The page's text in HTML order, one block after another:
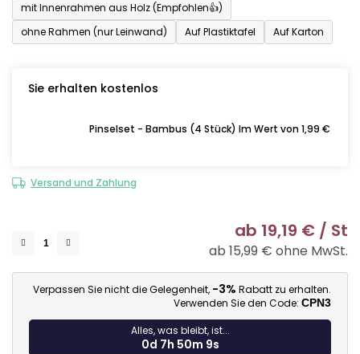
mit Innenrahmen aus Holz (Empfohlen👍)
ohne Rahmen (nur Leinwand)
Auf Plastiktafel Auf Karton
Sie erhalten kostenlos
Pinselset - Bambus (4 Stück) Im Wert von 1,99 €
Versand und Zahlung
ab 19,19 € / St
ab 15,99 € ohne MwSt.
Verpassen Sie nicht die Gelegenheit, -3% Rabatt zu erhalten.
Verwenden Sie den Code: CPN3
Alles, was bleibt, ist...
0d 7h 50m 8s